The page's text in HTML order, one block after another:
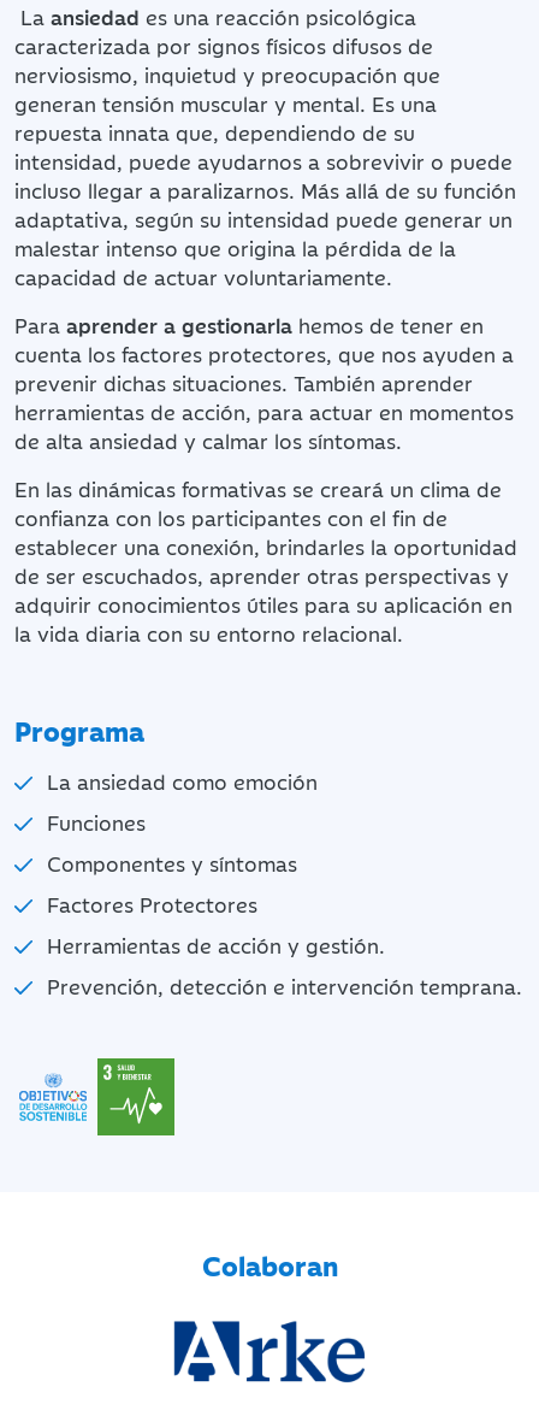
La ansiedad es una reacción psicológica
caracterizada por signos físicos difusos de
nerviosismo, inquietud y preocupación que
generan tensión muscular y mental. Es una
repuesta innata que, dependiendo de su
intensidad, puede ayudarnos a sobrevivir o puede
incluso llegar a paralizarnos. Más allá de su función
adaptativa, según su intensidad puede generar un
malestar intenso que origina la pérdida de la
capacidad de actuar voluntariamente.
Para aprender a gestionarla hemos de tener en
cuenta los factores protectores, que nos ayuden a
prevenir dichas situaciones. También aprender
herramientas de acción, para actuar en momentos
de alta ansiedad y calmar los síntomas.
En las dinámicas formativas se creará un clima de
confianza con los participantes con el fin de
establecer una conexión, brindarles la oportunidad
de ser escuchados, aprender otras perspectivas y
adquirir conocimientos útiles para su aplicación en
la vida diaria con su entorno relacional.
Programa
La ansiedad como emoción
Funciones
Componentes y síntomas
Factores Protectores
Herramientas de acción y gestión.
Prevención, detección e intervención temprana.
Colaboran